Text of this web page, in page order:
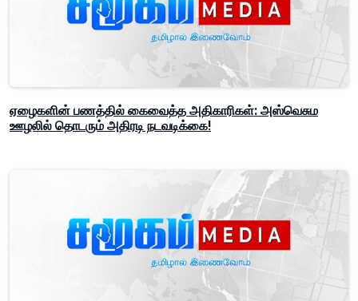
ஏழைகளின் பணத்தில் கைவைத்த அதிகாரிகள்: அஸ்வெசும
ஊழலில் தொடரும் அதிரடி நடவடிக்கை!